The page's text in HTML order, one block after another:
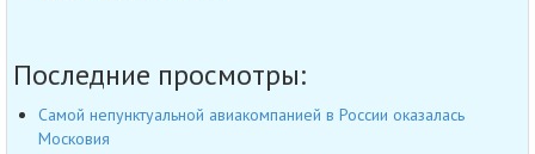
Последние просмотры:
Самой непунктуальной авиакомпанией в России оказалась
Московия